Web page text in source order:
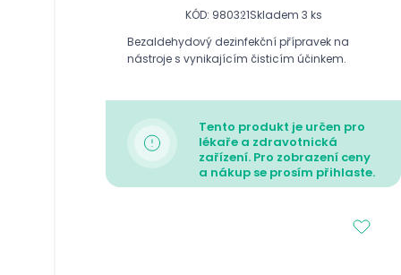
KÓD: 980321Skladem 3 ks
Bezaldehydový dezinfekční přípravek na
nástroje s vynikajícím čisticím účinkem.
Tento produkt je určen pro
lékaře a zdravotnická
zařízení. Pro zobrazení ceny
a nákup se prosím přihlaste.